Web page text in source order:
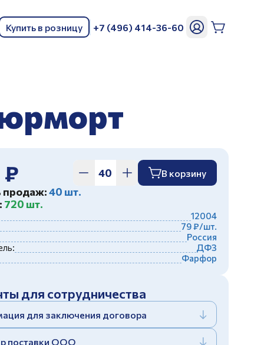
Купить в розницу +7 (496) 414-36-60
₽ В корзину
продаж:40 шт.
720 шт.
12004
79 ₽/шт.
Россия
ДФЗ
Фарфор
для сотрудничества
для заключения договора
поставки ООО